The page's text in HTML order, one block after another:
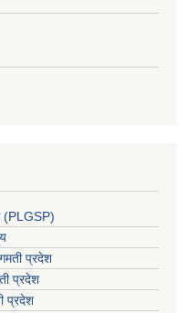
(PLGSP)
प्रदेश
प्रदेश
प्रदेश